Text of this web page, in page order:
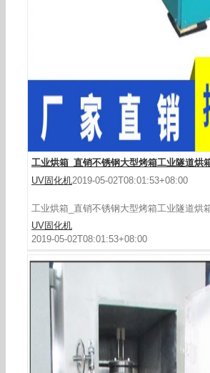
工业烘箱_直销不锈钢大型烤箱工业隧道烘
UV固化机2019-05-02T08:01:53+08:00
工业烘箱_直销不锈钢大型烤箱工业隧道烘
UV固化机
2019-05-02T08:01:53+08:00